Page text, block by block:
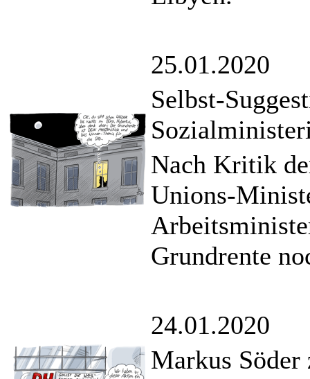
25.01.2020
Selbst-
Nach Kritik
Unions-
Grundrente
24.01.2020
Markus